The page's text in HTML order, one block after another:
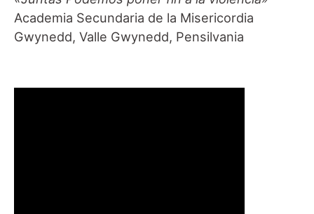
Academia Secundaria de la Misericordia
Gwynedd, Valle Gwynedd, Pensilvania